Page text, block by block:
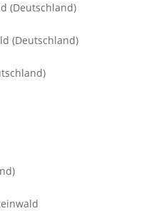
(Deutschland)
(Deutschland)